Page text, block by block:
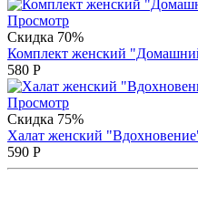
Просмотр
Скидка 70%
Комплект женский
580 Р
Просмотр
Скидка 75%
Халат женский
590 Р